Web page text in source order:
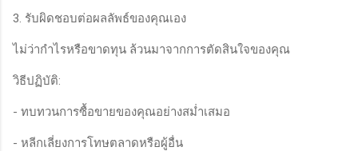
3. รับผิดชอบต่อผลลัพธ์ของคุณเอง
ไม่ว่ากำไรหรือขาดทุน ล้วนมาจากการตัดสินใจของคุณ
วิธีปฏิบัติ:
- ทบทวนการซื้อขายของคุณอย่างสม่ำเสมอ
- หลีกเลี่ยงการโทษตลาดหรือผู้อื่น